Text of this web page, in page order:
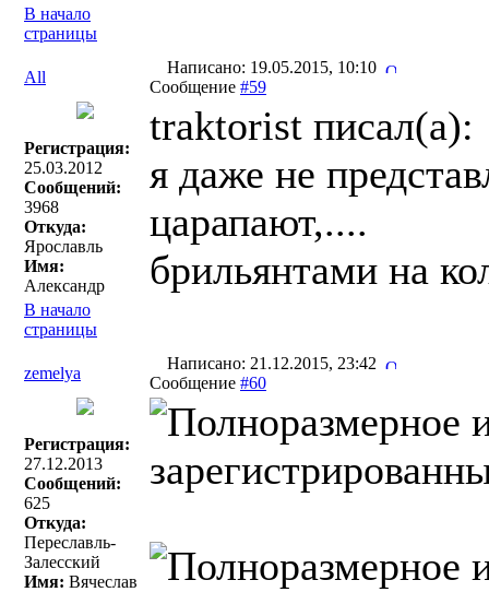
В начало
страницы
All
Написано: 19.05.2015, 10:10
Сообщение #59
Регистрация:
25.03.2012
Сообщений:
3968
Откуда:
Ярославль
Имя:
Александр
traktorist писал(a):
я даже не
царапают,....
брильянтами на
В начало
страницы
zemelya
Написано: 21.12.2015, 23:42
Сообщение #60
Регистрация:
27.12.2013
Сообщений:
625
Откуда:
Переславль-
Залесский
Имя: Вячеслав